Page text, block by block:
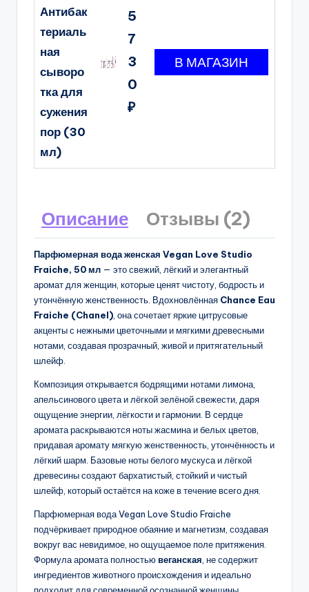
Антибак
териаль
ная
сыворо
тка для
сужения
пор (30
мл)
5
7
3
0
₽
Описание Отзывы (2)
Парфюмерная вода женская Vegan Love Studio
Fraiche, 50 мл — это свежий, лёгкий и элегантный
аромат для женщин, которые ценят чистоту, бодрость и
утончённую женственность. Вдохновлённая Chance Eau
Fraiche (Chanel) , она сочетает яркие цитрусовые
акценты с нежными цветочными и мягкими древесными
нотами, создавая прозрачный, живой и притягательный
шлейф.
Композиция открывается бодрящими нотами лимона,
апельсинового цвета и лёгкой зелёной свежести, даря
ощущение энергии, лёгкости и гармонии. В сердце
аромата раскрываются ноты жасмина и белых цветов,
придавая аромату мягкую женственность, утончённость и
лёгкий шарм. Базовые ноты белого мускуса и лёгкой
древесины создают бархатистый, стойкий и чистый
шлейф, который остаётся на коже в течение всего дня.
Парфюмерная вода Vegan Love Studio Fraiche
подчёркивает природное обаяние и магнетизм, создавая
вокруг вас невидимое, но ощущаемое поле притяжения.
Формула аромата полностьювеганская , не содержит
ингредиентов животного происхождения и идеально